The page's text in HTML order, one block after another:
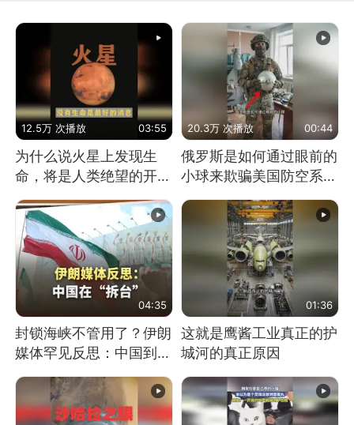
12.5万 次播放 03:55
为什么说火星上发现生
命，将是人类绝望的开
始？
20.3万 次播放 00:44
俄罗斯是如何通过眼前的
小球来欺骗美国防空系统
的
04:35
封锁海峡不管用了？伊朗
媒体罕见反思：中国到底
01:36
这就是鹰酱工业真正的护
城河的真正原因